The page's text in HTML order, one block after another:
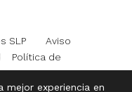
SLP Aviso
Política de
mejor experiencia en